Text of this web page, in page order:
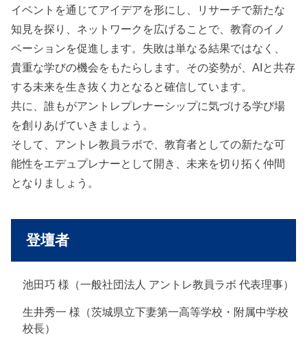
イベントを通じてアイデアを形にし、リサーチで新たな
知見を探り、ネットワークを広げることで、教育のイノ
ベーションを促進します。失敗は単なる結果ではなく、
貴重な学びの機会をもたらします。その姿勢が、AIと共存
する未来を生き抜く力となると確信しています。
共に、誰もがアントレプレナーシップに気づける学び場
を創りあげていきましょう。
そして、アントレ教員ラボで、教育者としての新たな可
能性をエデュプレナーとして開き、未来を切り拓く仲間
となりましょう。
登壇者
池田巧 様（一般社団法人 アントレ教員ラボ 代表理事）
生井秀一 様（茨城県立下妻第一高等学校・附属中学校
校長）